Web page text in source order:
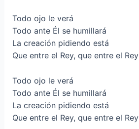
Todo ojo le verá
Todo ante Él se humillará
La creación pidiendo está
Que entre el Rey, que entre el Rey
Todo ojo le verá
Todo ante Él se humillará
La creación pidiendo está
Que entre el Rey, que entre el Rey